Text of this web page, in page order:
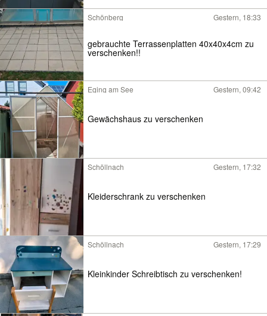
Schönberg Gestern, 18:33
gebrauchte Terrassenplatten 40x40x4cm zu
verschenken!!
Eging am See Gestern, 09:42
Gewächshaus zu verschenken
Schöllnach Gestern, 17:32
Kleiderschrank zu verschenken
Schöllnach Gestern, 17:29
Kleinkinder Schreibtisch zu verschenken!